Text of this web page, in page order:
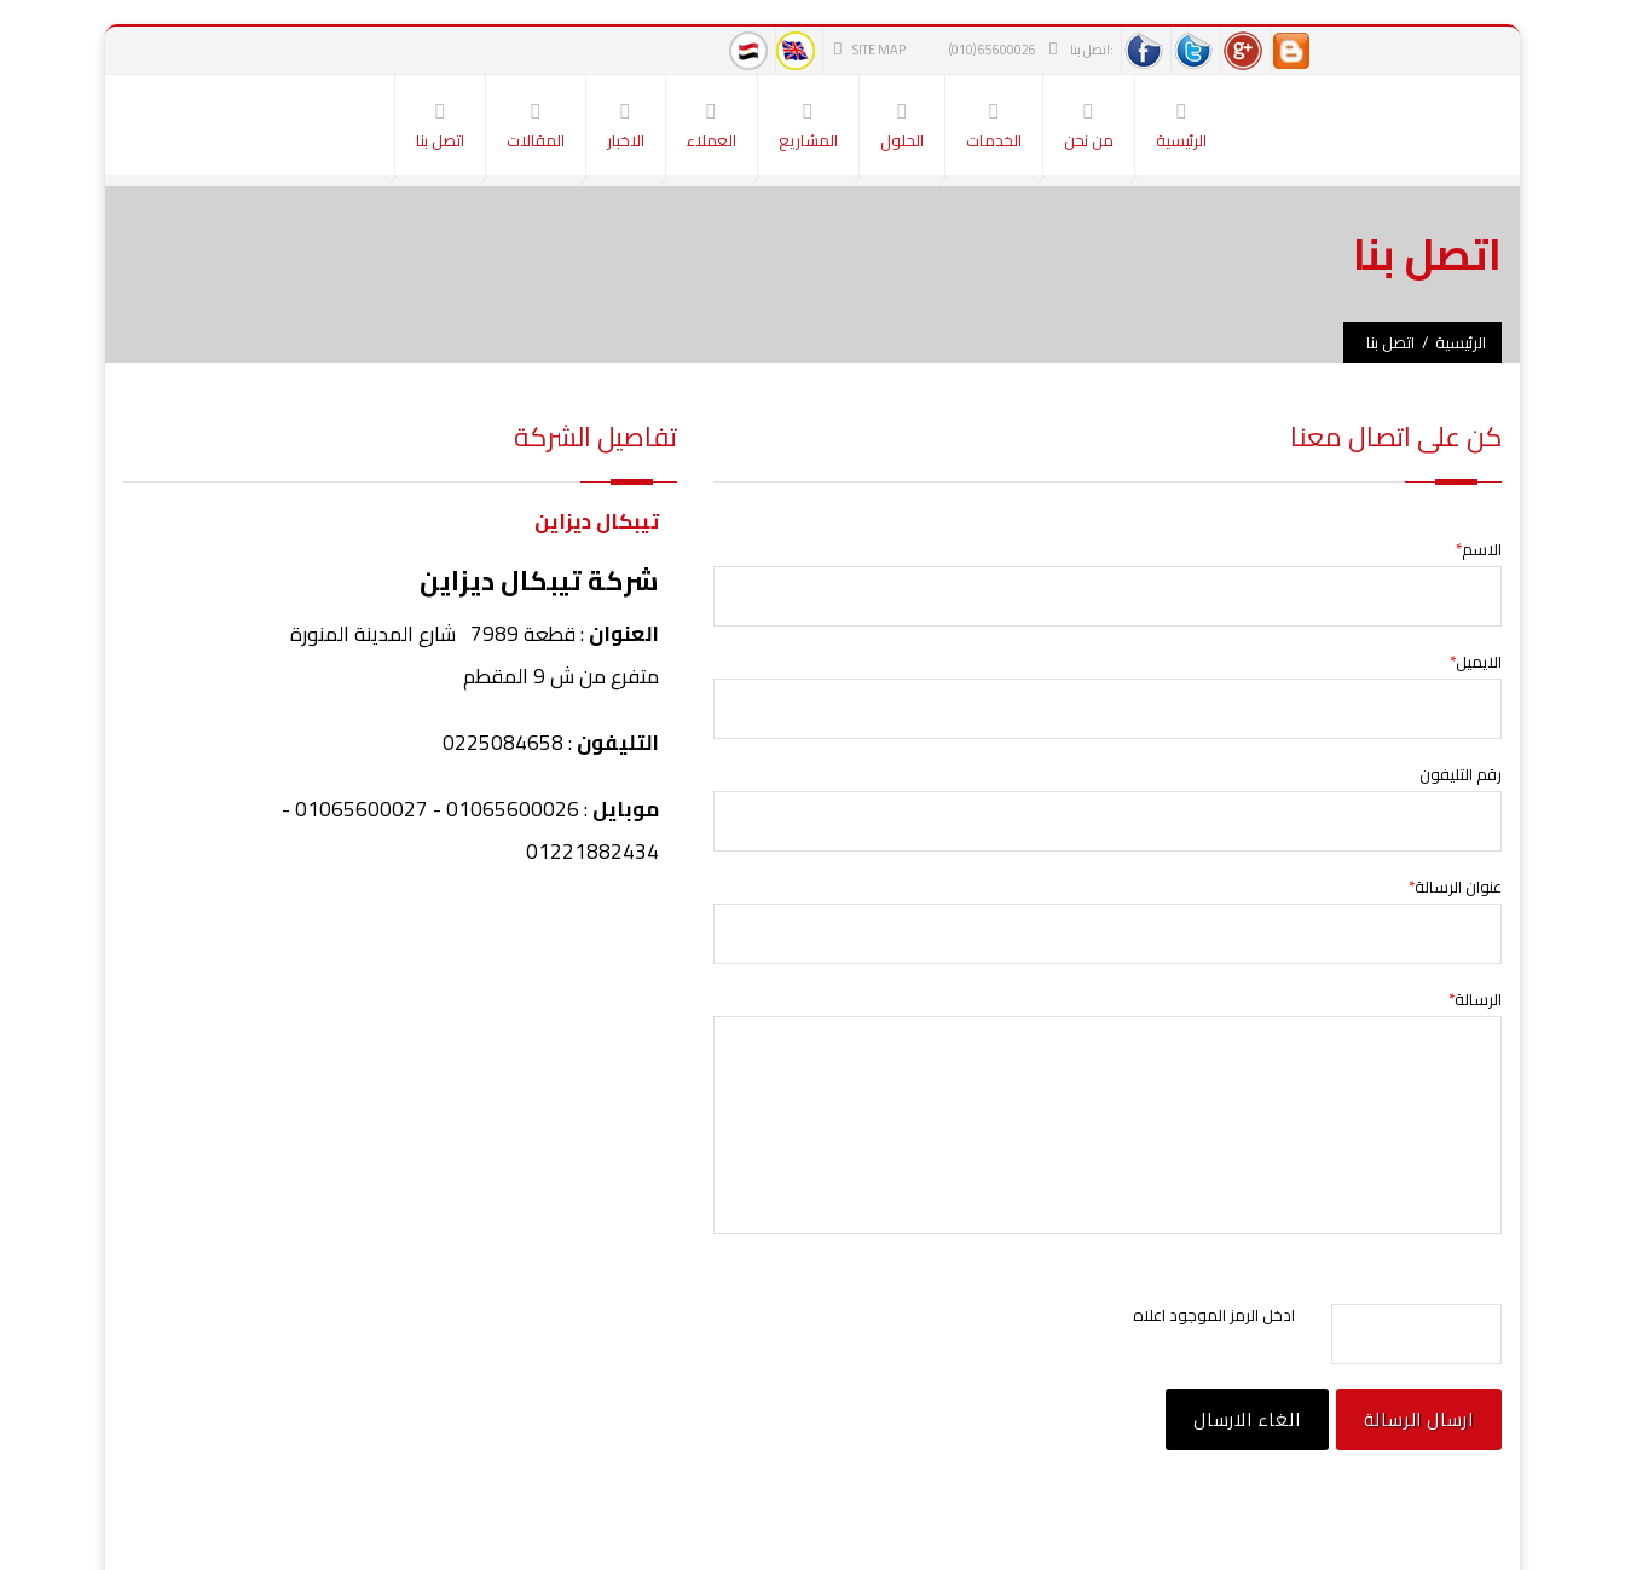
اتصل بنا: (010) 65600026
SITE MAP
الرئيسية من نحن الخدمات الحلول المشاريع العملاء الاخبار المقالات اتصل بنا
اتصل بنا
الرئيسية / اتصل بنا
كن على اتصال معنا
الاسم*
الايميل*
رقم التليفون
عنوان الرسالة*
الرسالة*
ادخل الرمز الموجود اعلاه
تفاصيل الشركة
تيبكال ديزاين
شركة تيبكال ديزاين
العنوان
: قطعة 7989 شارع المدينة المنورة
متفرع من ش 9 المقطم
التليفون: 0225084658
موبايل
: 01065600026 - 01065600027 -
01221882434